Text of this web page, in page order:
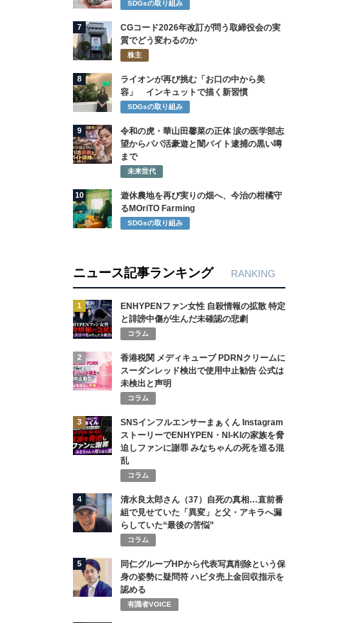
SDGsの取り組み
7
CGコード2026年改訂が問う取締役会の実
質でどう変わるのか
株主
8
ライオンが再び挑む「お口の中から美
容」 インキュットで描く新習慣
SDGsの取り組み
9
令和の虎・華山田馨菜の正体 涙の医学部志
望からパパ活豪遊と闇バイト逮捕の黒い噂
まで
未来世代
10
遊休農地を再び実りの畑へ、今治の柑橘守
るMOriTO Farming
SDGsの取り組み
ニュース記事ランキング RANKING
1
ENHYPENファン女性 自殺情報の拡散 特定
と誹謗中傷が生んだ未確認の悲劇
コラム
2
香港税関 メディキューブ PDRNクリームに
スーダンレッド検出で使用中止勧告 公式は
未検出と声明
コラム
3
SNSインフルエンサーまぁくん Instagram
ストーリーでENHYPEN・NI-KIの家族を脅
迫しファンに謝罪 みなちゃんの死を巡る混
乱
コラム
4
清水良太郎さん（37）自死の真相…直前番
組で見せていた「異変」と父・アキラへ漏
らしていた“最後の苦悩”
コラム
5
同仁グループHPから代表写真削除という保
身の姿勢に疑問符 ハビタ売上金回収指示を
認める
有識者VOICE